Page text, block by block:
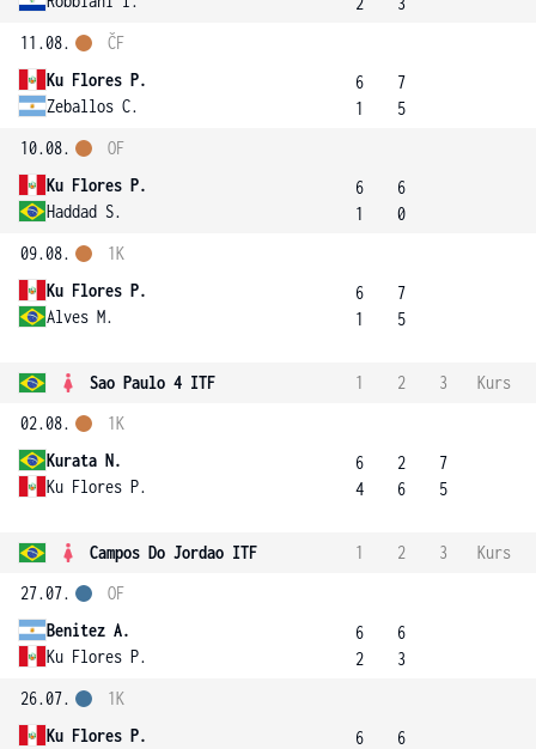
11.08.
Ku Flores P.
Zeballos C.
ČF
6
1
7
5
10.08.
Ku Flores P.
Haddad S.
OF
6
1
6
0
09.08.
Ku Flores P.
Alves M.
1K
6
1
7
5
Sao Paulo 4 ITF 1 2 3
Kurs
02.08.
Kurata N.
Ku Flores P.
1K
6
4
2
6
7
5
Campos Do Jordao ITF 1 2 3
Kurs
27.07.
Benitez A.
Ku Flores P.
OF
6
2
6
3
26.07.
Ku Flores P.
1K
6
6